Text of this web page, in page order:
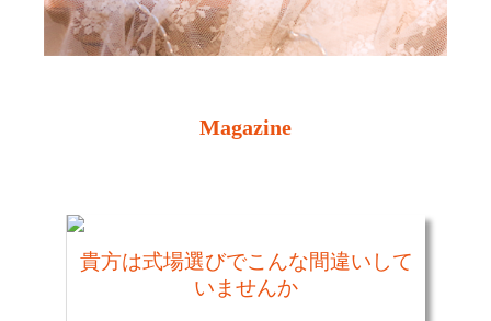
Magazine
貴方は式場選びでこんな間違いして
いませんか